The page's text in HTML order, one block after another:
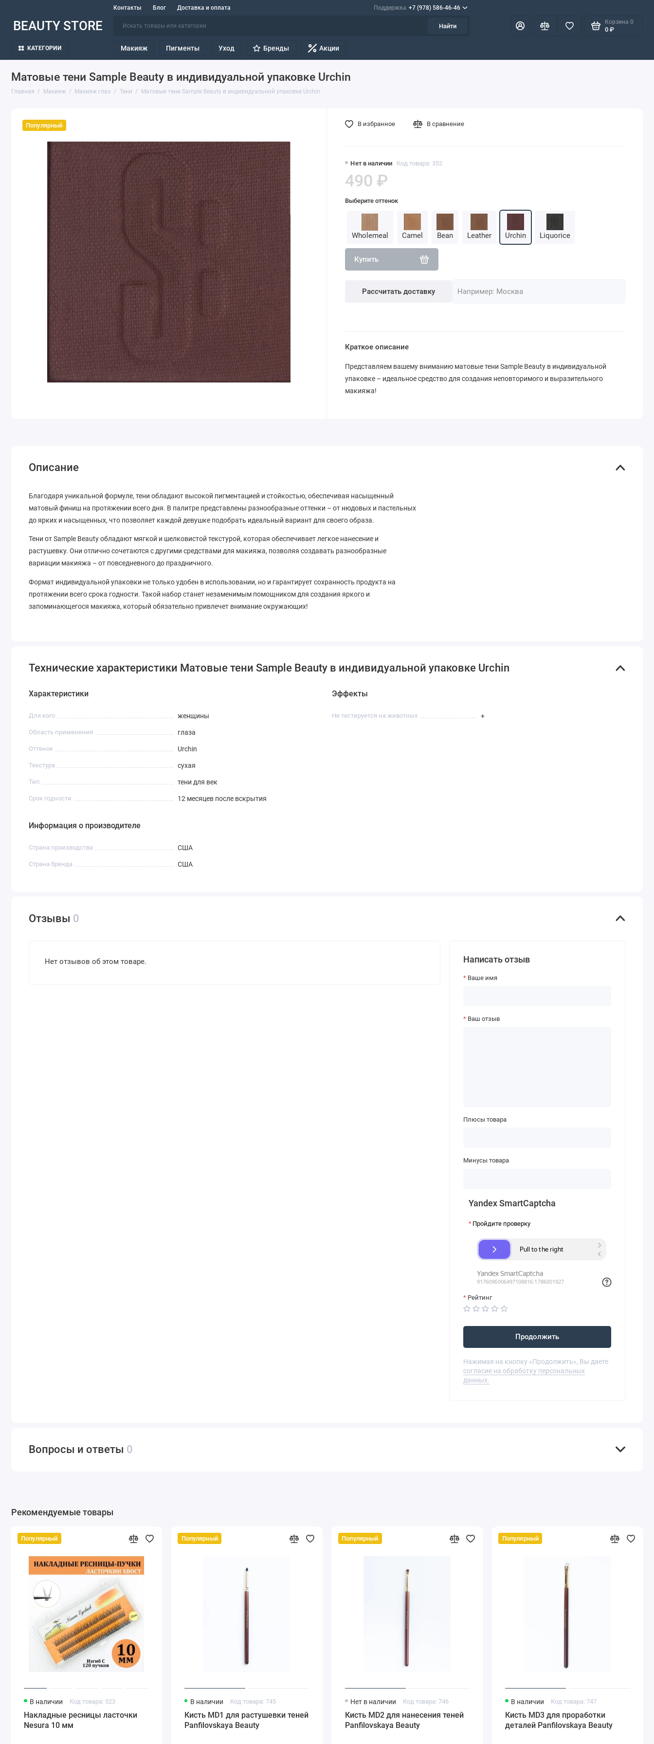
Контакты Блог Доставка и оплата Поддержка +7 (978) 586-46-46
BEAUTY STORE Найти
Корзина 0
0 ₽
КАТЕГОРИИ Макияж Пигменты Уход Бренды Акции
Матовые тени Sample Beauty в индивидуальной упаковке Urchin
Главная Макияж Макияж глаз Тени Матовые тени Sample Beauty в индивидуальной упаковке Urchin
Популярный
Нет в наличии Код товара: 352
490 ₽
Выберите оттенок
Wholemeal Camel Bean Leather Urchin Liquorice
Купить
Рассчитать доставку
В избранное В сравнение
Краткое описание
Представляем вашему вниманию матовые тени Sample Beauty в индивидуальной
упаковке – идеальное средство для создания неповторимого и выразительного
макияжа!
Описание
Благодаря уникальной формуле, тени обладают высокой пигментацией и стойкостью, обеспечивая насыщенный
матовый финиш на протяжении всего дня. В палитре представлены разнообразные оттенки – от нюдовых и пастельных
до ярких и насыщенных, что позволяет каждой девушке подобрать идеальный вариант для своего образа.
Тени от Sample Beauty обладают мягкой и шелковистой текстурой, которая обеспечивает легкое нанесение и
растушевку. Они отлично сочетаются с другими средствами для макияжа, позволяя создавать разнообразные
вариации макияжа – от повседневного до праздничного.
Формат индивидуальной упаковки не только удобен в использовании, но и гарантирует сохранность продукта на
протяжении всего срока годности. Такой набор станет незаменимым помощником для создания яркого и
запоминающегося макияжа, который обязательно привлечет внимание окружающих!
Технические характеристики Матовые тени Sample Beauty в индивидуальной упаковке Urchin
Характеристики
Для кого женщины
Область применения глаза
Оттенок Urchin
Текстура сухая
Тип тени для век
Срок годности 12 месяцев после вскрытия
Эффекты
Не тестируется на животных +
Информация о производителе
Страна производства США
Страна бренда США
Отзывы 0
Нет отзывов об этом товаре. Написать отзыв
Ваше имя
Ваш отзыв
Плюсы товара
Минусы товара
Yandex SmartCaptcha
Пройдите проверку
Рейтинг
Продолжить
Нажимая на кнопку «Продолжить», Вы даете
согласие на обработку персональных
данных.
Вопросы и ответы 0
Рекомендуемые товары
Популярный
В наличии Код товара: 523
Накладные ресницы ласточки
Nesura 10 мм
Популярный
В наличии Код товара: 745
Кисть MD1 для растушевки теней
Panfilovskaya Beauty
Популярный
Нет в наличии Код товара: 746
Кисть MD2 для нанесения теней
Panfilovskaya Beauty
Популярный
В наличии Код товара: 747
Кисть MD3 для проработки
деталей Panfilovskaya Beauty